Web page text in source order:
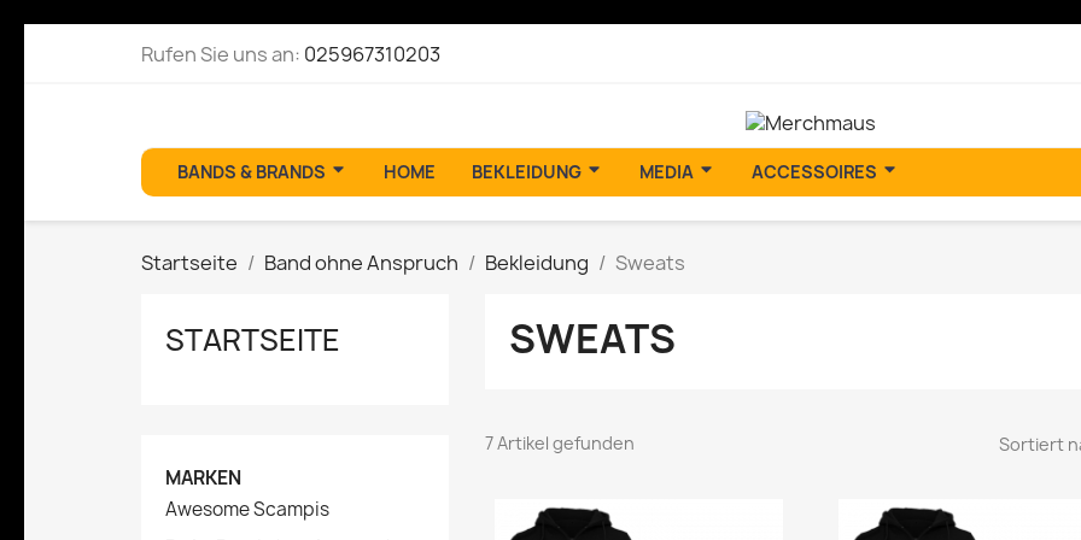
Rufen Sie uns an: 025967310203
BANDS & BRANDS HOME BEKLEIDUNG MEDIA ACCESSOIRES
Startseite Band ohne Anspruch Bekleidung Sweats
STARTSEITE
MARKEN
Awesome Scampis
SWEATS
7 Artikel gefunden Sortiert